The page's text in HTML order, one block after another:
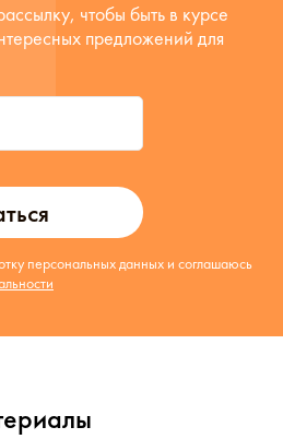
персональных данных и соглашаюсь
чтобы быть в курсе
предложений для